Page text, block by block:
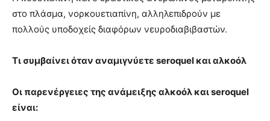
στο πλάσμα, νορκουετιαπίνη, αλληλεπιδρούν με
πολλούς υποδοχείς διαφόρων νευροδιαβιβαστών.
Τι συμβαίνει όταν αναμιγνύετε seroquel και αλκοόλ
Οι παρενέργειες της ανάμειξης αλκοόλ και seroquel
είναι: